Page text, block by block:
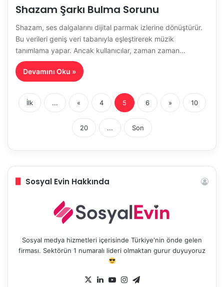
Shazam Şarkı Bulma Sorunu
Shazam, ses dalgalarını dijital parmak izlerine dönüştürür.
Bu verileri geniş veri tabanıyla eşleştirerek müzik
tanımlama yapar. Ancak kullanıcılar, zaman zaman…
Devamını Oku »
İlk ... « 4 5 6 » 10
20 ... Son
Sosyal Evin Hakkında
Sosyal medya hizmetleri içerisinde Türkiye'nin önde gelen
firması. Sektörün 1 numaralı lideri olmaktan gurur duyuyoruz
X LinkedIn
YouTubeInstagram